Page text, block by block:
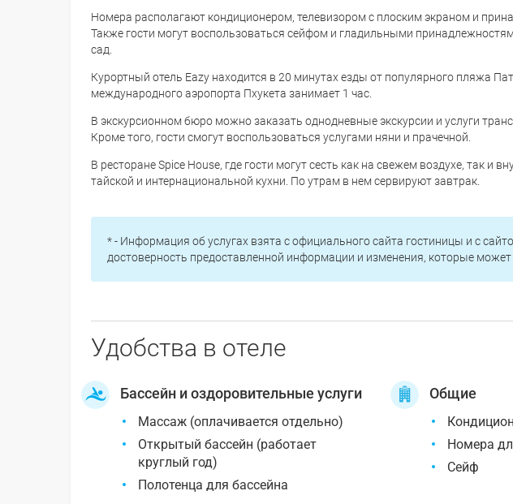
Номера располагают кондиционером, телевизором с плоским экраном и
Также гости могут воспользоваться сейфом и гладильными
сад.
Курортный отель Eazy находится в 20 минутах езды от популярного пляжа
международного аэропорта Пхукета занимает 1 час.
В экскурсионном бюро можно заказать однодневные экскурсии и услуги
Кроме того, гости смогут воспользоваться услугами няни и прачечной.
В ресторане Spice House, где гости могут сесть как на свежем воздухе, так и
тайской и интернациональной кухни. По утрам в нем сервируют завтрак.
* - Информация об услугах взята с официального сайта гостиницы и с
достоверность предоставленной информации и изменения, которые может
Удобства в отеле
Бассейн и оздоровительные услуги
Массаж (оплачивается отдельно)
Открытый бассейн (работает
круглый год)
Полотенца для бассейна
Общие
Номера
Сейф